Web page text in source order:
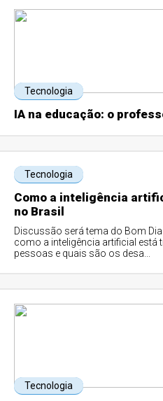
Tecnologia
IA na educação: o
Tecnologia
Como a inteligência
no Brasil
Discussão será tema do Bom
como a inteligência artificial
pessoas e quais são os desa...
Tecnologia